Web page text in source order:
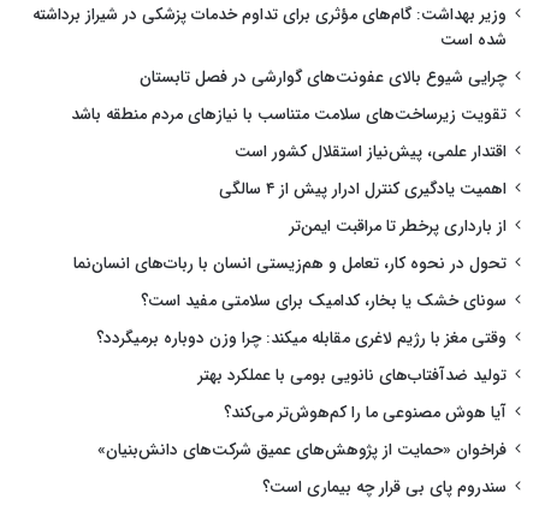
وزیر بهداشت: گام‌های مؤثری برای تداوم خدمات پزشکی در شیراز برداشته
شده است
چرایی شیوع بالای عفونت‌های گوارشی در فصل تابستان
تقویت زیرساخت‌های سلامت متناسب با نیازهای مردم منطقه باشد
اقتدار علمی، پیش‌نیاز استقلال کشور است
اهمیت یادگیری کنترل ادرار پیش از ۴ سالگی
از بارداری پرخطر تا مراقبت ایمن‌تر
تحول در نحوه کار، تعامل و هم‌زیستی انسان با ربات‌های انسان‌نما
سونای خشک یا بخار، کدامیک برای سلامتی مفید است؟
وقتی مغز با رژیم لاغری مقابله میکند: چرا وزن دوباره برمیگردد؟
تولید ضدآفتاب‌های نانویی بومی با عملکرد بهتر
آیا هوش مصنوعی ما را کم‌هوش‌تر می‌کند؟
فراخوان «حمایت از پژوهش‌های عمیق شرکت‌های دانش‌بنیان»
سندروم پای بی قرار چه بیماری است؟